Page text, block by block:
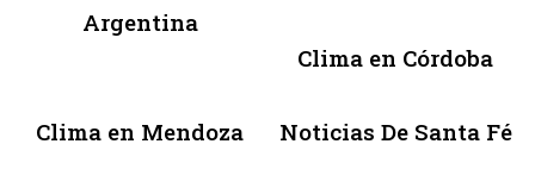
Argentina
Clima en Córdoba
Clima en Mendoza Noticias De Santa Fé